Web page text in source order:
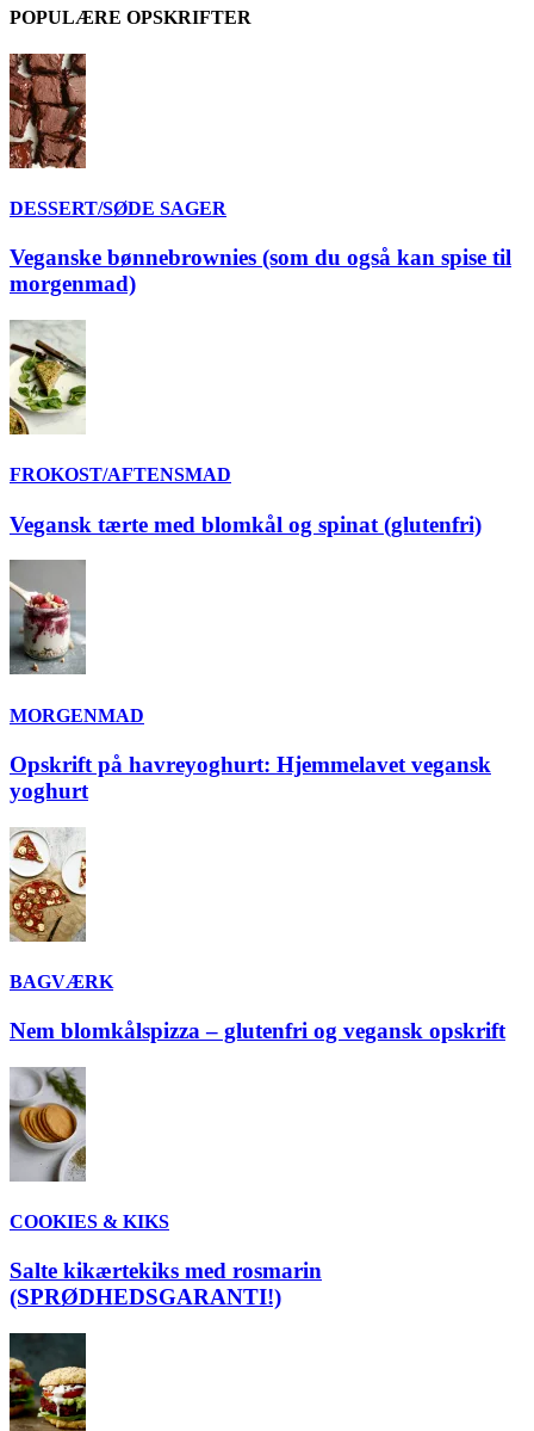
POPULÆRE OPSKRIFTER
DESSERT/SØDE SAGER
Veganske bønnebrownies (som du også kan spise til
morgenmad)
FROKOST/AFTENSMAD
Vegansk tærte med blomkål og spinat (glutenfri)
MORGENMAD
Opskrift på havreyoghurt: Hjemmelavet vegansk
yoghurt
BAGVÆRK
Nem blomkålspizza – glutenfri og vegansk opskrift
COOKIES & KIKS
Salte kikærtekiks med rosmarin
(SPRØDHEDSGARANTI!)